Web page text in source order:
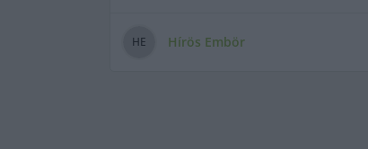
HE Hírös Embör